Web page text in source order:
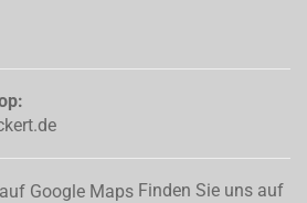
Finden Sie uns auf